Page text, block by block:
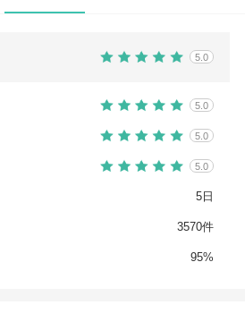
5.0
5.0
5.0
5.0
5日
3570件
95%